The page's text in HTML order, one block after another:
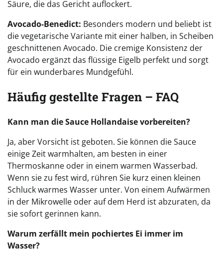
Säure, die das Gericht auflockert.
Avocado-Benedict: Besonders modern und beliebt ist
die vegetarische Variante mit einer halben, in Scheiben
geschnittenen Avocado. Die cremige Konsistenz der
Avocado ergänzt das flüssige Eigelb perfekt und sorgt
für ein wunderbares Mundgefühl.
Häufig gestellte Fragen – FAQ
Kann man die Sauce Hollandaise vorbereiten?
Ja, aber Vorsicht ist geboten. Sie können die Sauce
einige Zeit warmhalten, am besten in einer
Thermoskanne oder in einem warmen Wasserbad.
Wenn sie zu fest wird, rühren Sie kurz einen kleinen
Schluck warmes Wasser unter. Von einem Aufwärmen
in der Mikrowelle oder auf dem Herd ist abzuraten, da
sie sofort gerinnen kann.
Warum zerfällt mein pochiertes Ei immer im
Wasser?